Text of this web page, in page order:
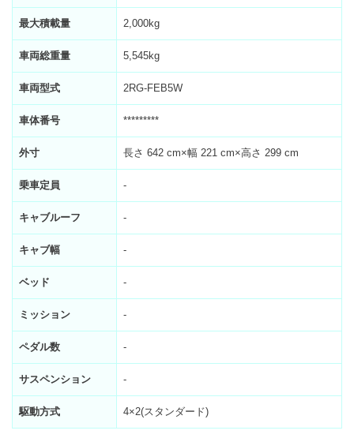
最大積載量 2,000kg
車両総重量 5,545kg
車両型式 2RG-FEB5W
車体番号 *********
外寸 長さ 642 cm×幅 221 cm×高さ 299 cm
乗車定員 -
キャブルーフ -
キャブ幅 -
ベッド -
ミッション -
ペダル数 -
サスペンション -
駆動方式 4×2(スタンダード)